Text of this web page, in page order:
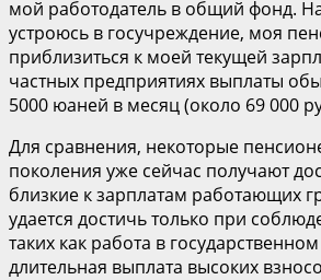
мой работодатель в общий фонд.
устроюсь в госучреждение, моя
приблизиться к моей текущей
частных предприятиях выплаты
5000 юаней в месяц (около 69 000
Для сравнения, некоторые
поколения уже сейчас получают
близкие к зарплатам работающих
удается достичь только при
таких как работа в
длительная выплата высоких